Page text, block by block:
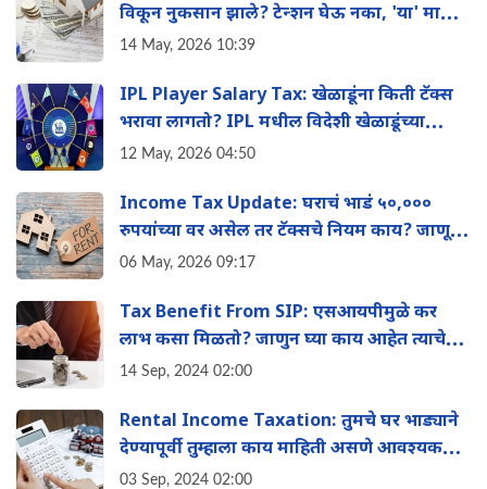
विकून नुकसान झाले? टेन्शन घेऊ नका, 'या' मार्गाने
वाचवू शकता तुमचा इन्कम टॅक्स
14 May, 2026 10:39
IPL Player Salary Tax: खेळाडूंना किती टॅक्स
भरावा लागतो? IPL मधील विदेशी खेळाडूंच्या
पगाराचे 'हे' आहे टॅक्स गणित
12 May, 2026 04:50
Income Tax Update: घराचं भाडं ५०,०००
रुपयांच्या वर असेल तर टॅक्सचे नियम काय? जाणून
घ्या
06 May, 2026 09:17
Tax Benefit From SIP: एसआयपीमुळे कर
लाभ कसा मिळतो? जाणुन घ्या काय आहेत त्याचे
फायदे?
14 Sep, 2024 02:00
Rental Income Taxation: तुमचे घर भाड्याने
देण्यापूर्वी तुम्हाला काय माहिती असणे आवश्यक
आहे?
03 Sep, 2024 02:00